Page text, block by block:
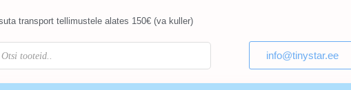
transport tellimustele alates 150€ (va kuller)
info@tinystar.ee